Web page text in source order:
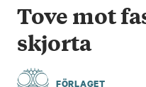
Tove mot
skjorta
FÖRLAGET